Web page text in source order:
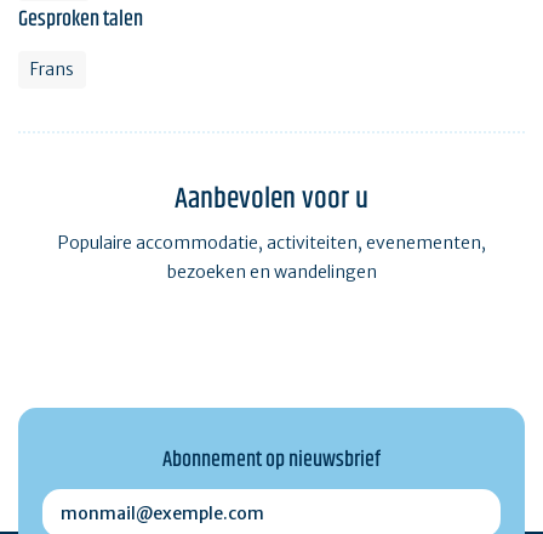
Gesproken talen
Frans
Aanbevolen voor u
Populaire accommodatie, activiteiten, evenementen,
bezoeken en wandelingen
Abonnement op nieuwsbrief
monmail@exemple.com